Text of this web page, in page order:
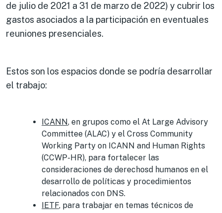
de julio de 2021 a 31 de marzo de 2022) y cubrir los
gastos asociados a la participación en eventuales
reuniones presenciales.
Estos son los espacios donde se podría desarrollar
el trabajo:
ICANN, en grupos como el At Large Advisory
Committee (ALAC) y el Cross Community
Working Party on ICANN and Human Rights
(CCWP-HR), para fortalecer las
consideraciones de derechosd humanos en el
desarrollo de políticas y procedimientos
relacionados con DNS.
IETF, para trabajar en temas técnicos de